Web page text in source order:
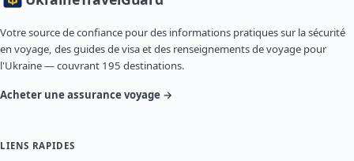
Votre source de confiance pour des informations pratiques sur la sécurité
en voyage, des guides de visa et des renseignements de voyage pour
l'Ukraine — couvrant 195 destinations.
Acheter une assurance voyage →
LIENS RAPIDES